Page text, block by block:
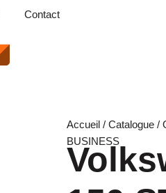
Contact
Accueil/ Catalogue/
BUSINESS